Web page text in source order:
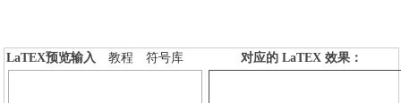
LaTEX预览输入 教程
符号库
对应的 LaTEX 效果：